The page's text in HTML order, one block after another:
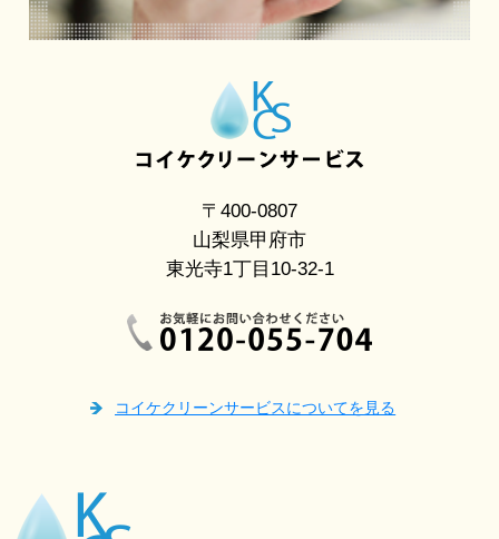
〒400-0807
山梨県甲府市
東光寺1丁目10-32-1
コイケクリーンサービスについてを見る